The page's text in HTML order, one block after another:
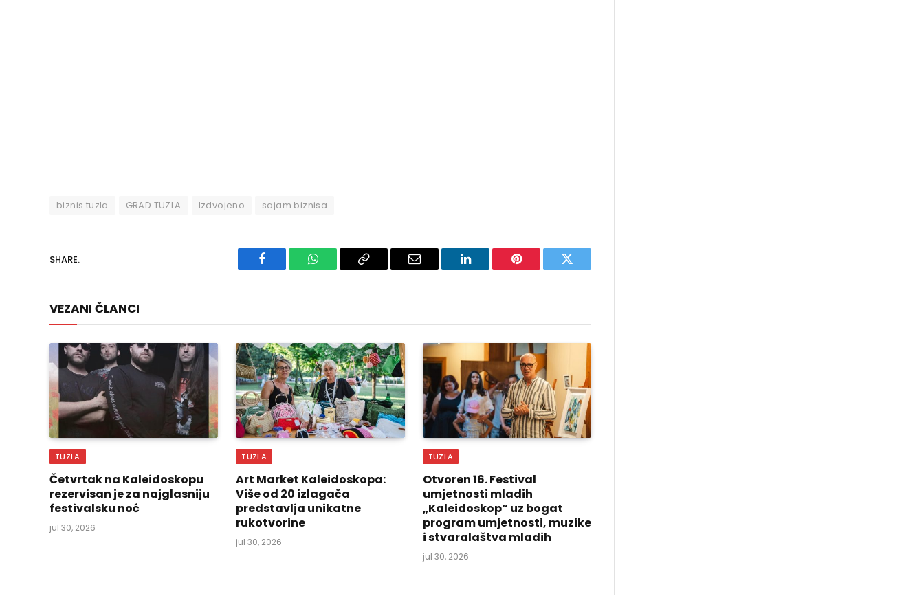
biznis tuzla GRAD TUZLA Izdvojeno sajam biznisa
SHARE.
Facebook WhatsAppCopy
Email LinkedIn Pinterest Twitter
VEZANI ČLANCI
TUZLA
Četvrtak na Kaleidoskopu
rezervisan je za najglasniju
festivalsku noć
jul 30, 2026
TUZLA
Art Market Kaleidoskopa:
Više od 20 izlagača
predstavlja unikatne
rukotvorine
jul 30, 2026
TUZLA
Otvoren 16. Festival
umjetnosti mladih
„Kaleidoskop“ uz bogat
program umjetnosti, muzike
i stvaralaštva mladih
jul 30, 2026